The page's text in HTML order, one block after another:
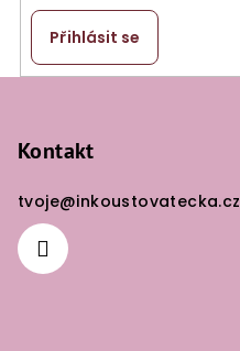
Přihlásit se
Kontakt
tvoje@inkoustovatecka.cz